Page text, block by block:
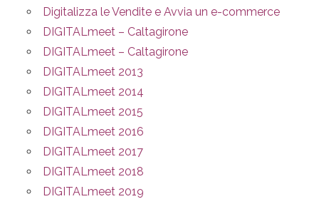
Digitalizza le Vendite e Avvia un e-commerce
DIGITALmeet – Caltagirone
DIGITALmeet – Caltagirone
DIGITALmeet 2013
DIGITALmeet 2014
DIGITALmeet 2015
DIGITALmeet 2016
DIGITALmeet 2017
DIGITALmeet 2018
DIGITALmeet 2019